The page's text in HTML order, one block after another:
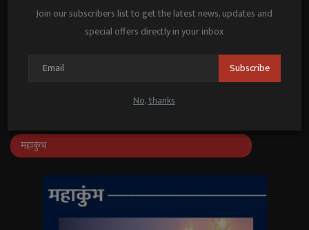
Join our subscribers list to get the latest news, updates and
special offers directly in your inbox
Subscribe
No, thanks
Janmat News May 21, 2025
जनप्रतिनिधि–अधिकारियों के संवाद के लिए
महाकुंभ